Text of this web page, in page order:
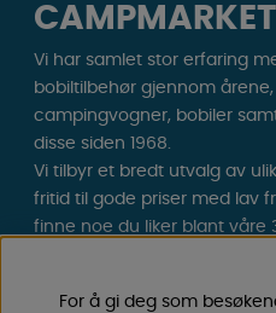
CAMPMARKET
Vi har samlet stor erfaring
bobiltilbehør gjennom
campingvogner, bobiler
disse siden 1968.
Vi tilbyr et bredt utvalg av
fritid til gode priser med lav
finne noe du liker blant våre
For å gi deg som